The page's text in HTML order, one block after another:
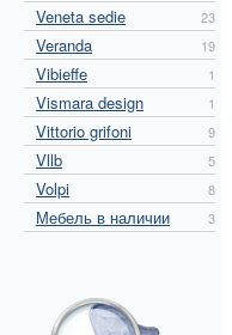
Veneta sedie 23
Veranda 19
Vibieffe 1
Vismara design 1
Vittorio grifoni 9
Vllb 5
Volpi 8
Мебель в наличии 3